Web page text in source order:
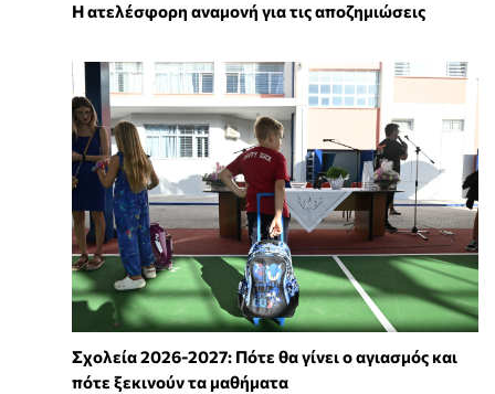
Η ατελέσφορη αναμονή για τις αποζημιώσεις
Σχολεία 2026-2027: Πότε θα γίνει ο αγιασμός και
πότε ξεκινούν τα μαθήματα